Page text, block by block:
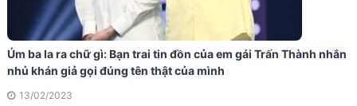
Úm ba la ra chữ gì: Bạn trai tin đồn của em gái Trấn Thành nhắn
nhủ khán giả gọi đúng tên thật của mình
13/02/2023